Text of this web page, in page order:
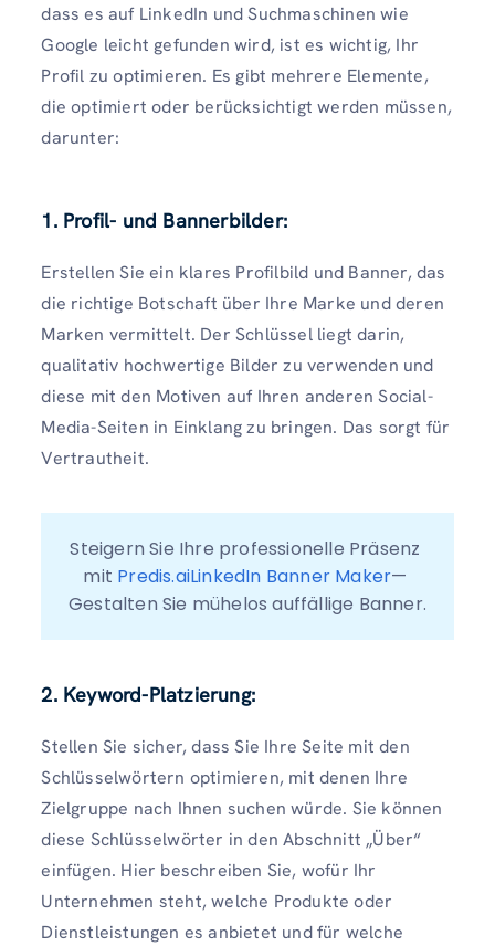
dass es auf LinkedIn und Suchmaschinen wie
Google leicht gefunden wird, ist es wichtig, Ihr
Profil zu optimieren. Es gibt mehrere Elemente,
die optimiert oder berücksichtigt werden müssen,
darunter:
1. Profil- und Bannerbilder:
Erstellen Sie ein klares Profilbild und Banner, das
die richtige Botschaft über Ihre Marke und deren
Marken vermittelt. Der Schlüssel liegt darin,
qualitativ hochwertige Bilder zu verwenden und
diese mit den Motiven auf Ihren anderen Social-
Media-Seiten in Einklang zu bringen. Das sorgt für
Vertrautheit.
Steigern Sie Ihre professionelle Präsenz
mit Predis.aiLinkedIn Banner Maker—
Gestalten Sie mühelos auffällige Banner.
2. Keyword-Platzierung:
Stellen Sie sicher, dass Sie Ihre Seite mit den
Schlüsselwörtern optimieren, mit denen Ihre
Zielgruppe nach Ihnen suchen würde. Sie können
diese Schlüsselwörter in den Abschnitt „Über“
einfügen. Hier beschreiben Sie, wofür Ihr
Unternehmen steht, welche Produkte oder
Dienstleistungen es anbietet und für welche